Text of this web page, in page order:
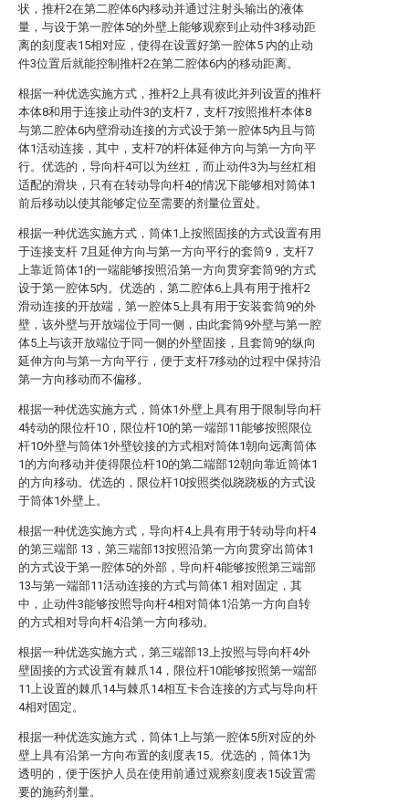
状，推杆2在第二腔体6内移动并通过注射头输出的液体
量，与设于第一腔体5的外壁上能够观察到止动件3移动距
离的刻度表15相对应，使得在设置好第一腔体5 内的止动
件3位置后就能控制推杆2在第二腔体6内的移动距离。
根据一种优选实施方式，推杆2上具有彼此并列设置的推杆
本体8和用于连接止动件3的支杆7，支杆7按照推杆本体8
与第二腔体6内壁滑动连接的方式设于第一腔体5内且与筒
体1活动连接，其中，支杆7的杆体延伸方向与第一方向平
行。优选的，导向杆4可以为丝杠，而止动件3为与丝杠相
适配的滑块，只有在转动导向杆4的情况下能够相对筒体1
前后移动以使其能够定位至需要的剂量位置处。
根据一种优选实施方式，筒体1上按照固接的方式设置有用
于连接支杆 7且延伸方向与第一方向平行的套筒9，支杆7
上靠近筒体1的一端能够按照沿第一方向贯穿套筒9的方式
设于第一腔体5内。优选的，第二腔体6上具有用于推杆2
滑动连接的开放端，第一腔体5上具有用于安装套筒9的外
壁，该外壁与开放端位于同一侧，由此套筒9外壁与第一腔
体5上与该开放端位于同一侧的外壁固接，且套筒9的纵向
延伸方向与第一方向平行，便于支杆7移动的过程中保持沿
第一方向移动而不偏移。
根据一种优选实施方式，筒体1外壁上具有用于限制导向杆
4转动的限位杆10，限位杆10的第一端部11能够按照限位
杆10外壁与筒体1外壁铰接的方式相对筒体1朝向远离筒体
1的方向移动并使得限位杆10的第二端部12朝向靠近筒体1
的方向移动。优选的，限位杆10按照类似跷跷板的方式设
于筒体1外壁上。
根据一种优选实施方式，导向杆4上具有用于转动导向杆4
的第三端部 13，第三端部13按照沿第一方向贯穿出筒体1
的方式设于第一腔体5的外部，导向杆4能够按照第三端部
13与第一端部11活动连接的方式与筒体1 相对固定，其
中，止动件3能够按照导向杆4相对筒体1沿第一方向自转
的方式相对导向杆4沿第一方向移动。
根据一种优选实施方式，第三端部13上按照与导向杆4外
壁固接的方式设置有棘爪14，限位杆10能够按照第一端部
11上设置的棘爪14与棘爪14相互卡合连接的方式与导向杆
4相对固定。
根据一种优选实施方式，筒体1上与第一腔体5所对应的外
壁上具有沿第一方向布置的刻度表15。优选的，筒体1为
透明的，便于医护人员在使用前通过观察刻度表15设置需
要的施药剂量。